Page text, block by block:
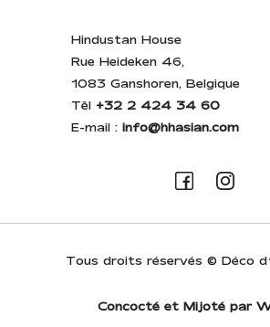
Hindustan House
Rue Heideken 46,
1083 Ganshoren, Belgique
Têl +32 2 424 34 60
E-mail : info@hhasian.com
Tous droits réservés © Déco
Concocté et Mijoté par